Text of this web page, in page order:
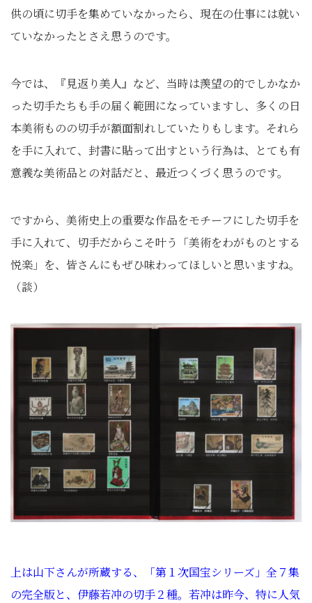
供の頃に切手を集めていなかったら、現在の仕事には就い
ていなかったとさえ思うのです。
今では、『見返り美人』など、当時は羨望の的でしかなか
った切手たちも手の届く範囲になっていますし、多くの日
本美術ものの切手が額面割れしていたりもします。それら
を手に入れて、封書に貼って出すという行為は、とても有
意義な美術品との対話だと、最近つくづく思うのです。
ですから、美術史上の重要な作品をモチーフにした切手を
手に入れて、切手だからこそ叶う「美術をわがものとする
悦楽」を、皆さんにもぜひ味わってほしいと思いますね。
（談）
上は山下さんが所蔵する、「第１次国宝シリーズ」全７集
の完全版と、伊藤若冲の切手２種。若冲は昨今、特に人気